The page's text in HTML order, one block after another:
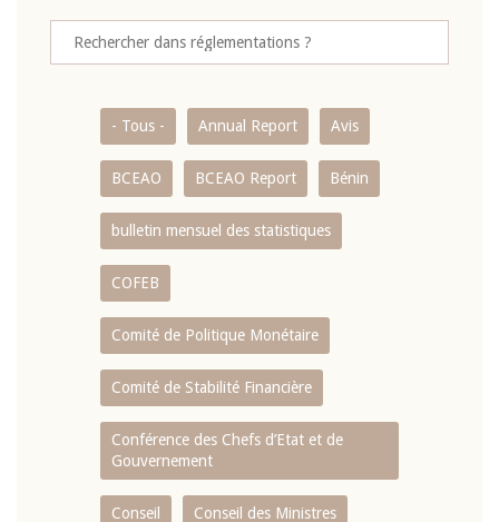
- Tous - Annual Report Avis
BCEAO BCEAO Report Bénin
bulletin mensuel des statistiques
COFEB
Comité de Politique Monétaire
Comité de Stabilité Financière
Conférence des Chefs d’Etat et de
Gouvernement
Conseil Conseil des Ministres